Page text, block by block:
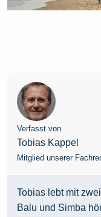
Verfasst von
Tobias Kappel
Mitglied unserer
Tobias lebt mit
Balu und Simba